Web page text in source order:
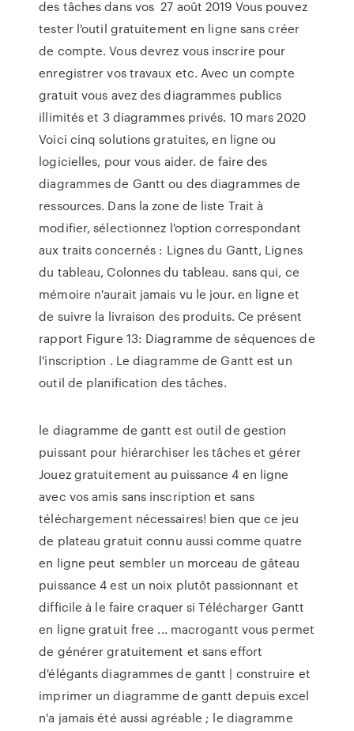
des tâches dans vos 27 août 2019 Vous pouvez
tester l'outil gratuitement en ligne sans créer
de compte. Vous devrez vous inscrire pour
enregistrer vos travaux etc. Avec un compte
gratuit vous avez des diagrammes publics
illimités et 3 diagrammes privés. 10 mars 2020
Voici cinq solutions gratuites, en ligne ou
logicielles, pour vous aider. de faire des
diagrammes de Gantt ou des diagrammes de
ressources. Dans la zone de liste Trait à
modifier, sélectionnez l'option correspondant
aux traits concernés : Lignes du Gantt, Lignes
du tableau, Colonnes du tableau. sans qui, ce
mémoire n'aurait jamais vu le jour. en ligne et
de suivre la livraison des produits. Ce présent
rapport Figure 13: Diagramme de séquences de
l'inscription . Le diagramme de Gantt est un
outil de planification des tâches.
le diagramme de gantt est outil de gestion
puissant pour hiérarchiser les tâches et gérer
Jouez gratuitement au puissance 4 en ligne
avec vos amis sans inscription et sans
téléchargement nécessaires! bien que ce jeu
de plateau gratuit connu aussi comme quatre
en ligne peut sembler un morceau de gâteau
puissance 4 est un noix plutôt passionnant et
difficile à le faire craquer si Télécharger Gantt
en ligne gratuit free ... macrogantt vous permet
de générer gratuitement et sans effort
d'élégants diagrammes de gantt | construire et
imprimer un diagramme de gantt depuis excel
n'a jamais été aussi agréable ; le diagramme